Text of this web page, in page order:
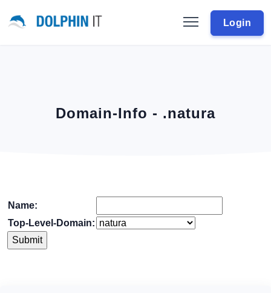
Login
Domain-Info - .natura
Name:
Top-Level-Domain: